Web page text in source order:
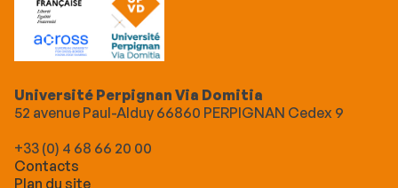
Université Perpignan Via Domitia
52 avenue Paul-Alduy 66860 PERPIGNAN Cedex 9
+33 (0) 4 68 66 20 00
Contacts
Plan du site